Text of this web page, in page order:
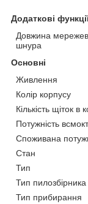
Додаткові
Довжина
шнура
Основні
Живлення
Колір корпусу
Кількість щіток в
Потужність
Споживана
Стан
Тип
Тип пилозбірника
Тип прибирання